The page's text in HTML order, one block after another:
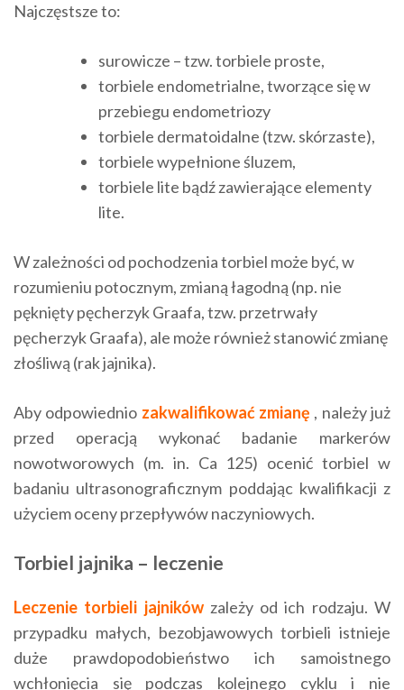
Najczęstsze to:
surowicze – tzw. torbiele proste,
torbiele endometrialne, tworzące się w
przebiegu endometriozy
torbiele dermatoidalne (tzw. skórzaste),
torbiele wypełnione śluzem,
torbiele lite bądź zawierające elementy
lite.
W zależności od pochodzenia torbiel może być, w
rozumieniu potocznym, zmianą łagodną (np. nie
pęknięty pęcherzyk Graafa, tzw. przetrwały
pęcherzyk Graafa), ale może również stanowić zmianę
złośliwą (rak jajnika).
Aby odpowiednio zakwalifikować zmianę , należy już
przed operacją wykonać badanie markerów
nowotworowych (m. in. Ca 125) ocenić torbiel w
badaniu ultrasonograficznym poddając kwalifikacji z
użyciem oceny przepływów naczyniowych.
Torbiel jajnika – leczenie
Leczenie torbieli jajnikówzależy od ich rodzaju. W
przypadku małych, bezobjawowych torbieli istnieje
duże prawdopodobieństwo ich samoistnego
wchłonięcia się podczas kolejnego cyklu i nie